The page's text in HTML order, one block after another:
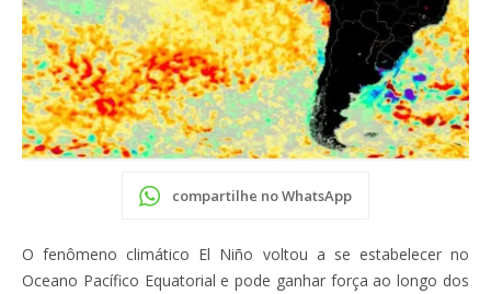
compartilhe no WhatsApp
O fenômeno climático El Niño voltou a se estabelecer no
Oceano Pacífico Equatorial e pode ganhar força ao longo dos